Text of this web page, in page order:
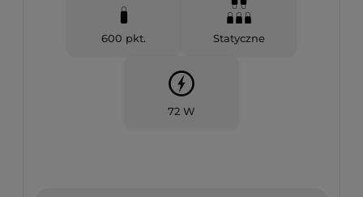
600 pkt. Statyczne
72 W